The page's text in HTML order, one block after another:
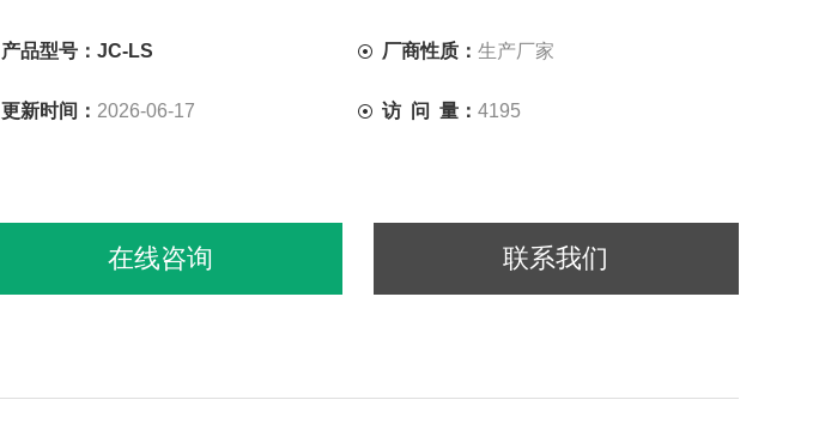
产品型号：JC-LS 厂商性质： 生产厂家
更新时间： 2026-06-17 访 问 量： 4195
在线咨询 联系我们